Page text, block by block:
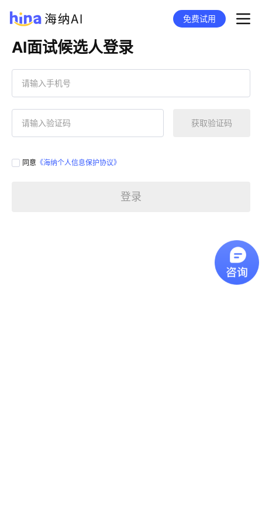
免费试用
AI面试候选人登录
获取验证码
同意 《海纳个人信息保护协议》
登录